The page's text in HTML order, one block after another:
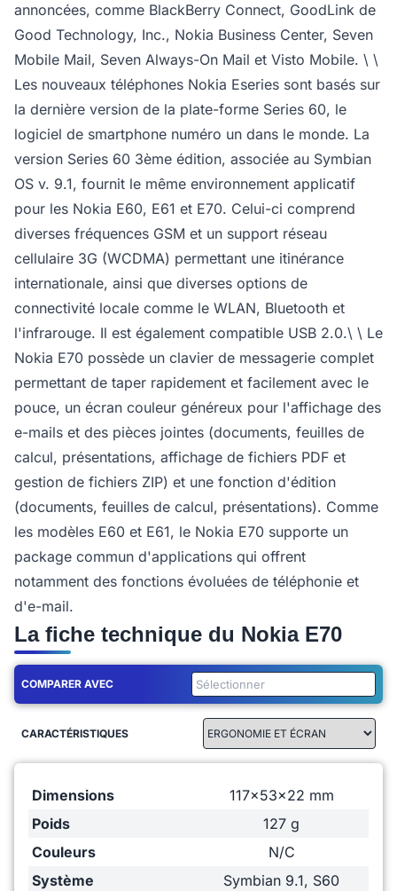
annoncées, comme BlackBerry Connect, GoodLink de
Good Technology, Inc., Nokia Business Center, Seven
Mobile Mail, Seven Always-On Mail et Visto Mobile. \ \
Les nouveaux téléphones Nokia Eseries sont basés sur
la dernière version de la plate-forme Series 60, le
logiciel de smartphone numéro un dans le monde. La
version Series 60 3ème édition, associée au Symbian
OS v. 9.1, fournit le même environnement applicatif
pour les Nokia E60, E61 et E70. Celui-ci comprend
diverses fréquences GSM et un support réseau
cellulaire 3G (WCDMA) permettant une itinérance
internationale, ainsi que diverses options de
connectivité locale comme le WLAN, Bluetooth et
l'infrarouge. Il est également compatible USB 2.0.\ \ Le
Nokia E70 possède un clavier de messagerie complet
permettant de taper rapidement et facilement avec le
pouce, un écran couleur généreux pour l'affichage des
e-mails et des pièces jointes (documents, feuilles de
calcul, présentations, affichage de fichiers PDF et
gestion de fichiers ZIP) et une fonction d'édition
(documents, feuilles de calcul, présentations). Comme
les modèles E60 et E61, le Nokia E70 supporte un
package commun d'applications qui offrent
notamment des fonctions évoluées de téléphonie et
d'e-mail.
La fiche technique du Nokia E70
COMPARER AVEC
CARACTÉRISTIQUES
Dimensions
117x53x22 mm
Poids
127 g
Couleurs
N/C
Système
Symbian 9.1, S60